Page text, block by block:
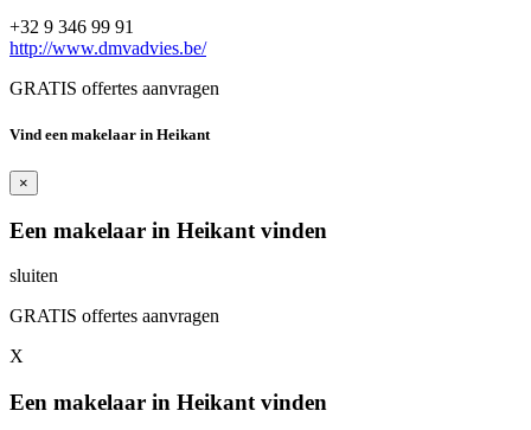
+32 9 346 99 91
http://www.dmvadvies.be/
GRATIS offertes aanvragen
Vind een makelaar in Heikant
×
Een makelaar in Heikant vinden
sluiten
GRATIS offertes aanvragen
X
Een makelaar in Heikant vinden